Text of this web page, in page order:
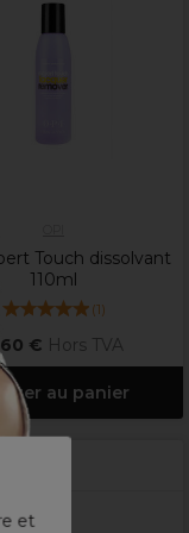
et
Touch dissolvant
110ml
(1)
€ Hors TVA
au panier